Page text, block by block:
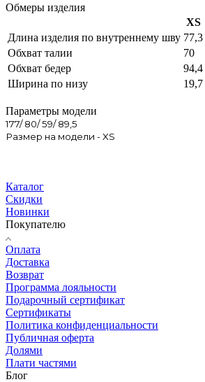
Обмеры изделия
XS
Длина изделия по внутреннему шву 77,3
Обхват талии
70
Обхват бедер
94,4
Ширина по низу
19,7
Параметры модели
177/ 80/ 59/ 89,5
Размер на модели - XS
Каталог
Скидки
Новинки
Покупателю
Оплата
Доставка
Возврат
Программа лояльности
Подарочный сертификат
Сертификаты
Политика конфиденциальности
Публичная оферта
Долями
Плати частями
Блог